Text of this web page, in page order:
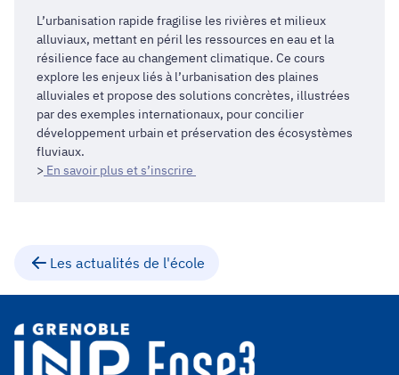
L’urbanisation rapide fragilise les rivières et milieux
alluviaux, mettant en péril les ressources en eau et la
résilience face au changement climatique. Ce cours
explore les enjeux liés à l’urbanisation des plaines
alluviales et propose des solutions concrètes, illustrées
par des exemples internationaux, pour concilier
développement urbain et préservation des écosystèmes
fluviaux.
> En savoir plus et s’inscrire
Les actualités de l'école